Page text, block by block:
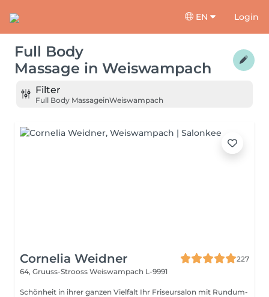
EN Login
Full Body
Massage in Weiswampach
Filter
Full Body MassageinWeiswampach
Cornelia Weidner
227
64, Gruuss-Strooss Weiswampach L-9991
Schönheit in ihrer ganzen Vielfalt Ihr Friseursalon mit Rundum-